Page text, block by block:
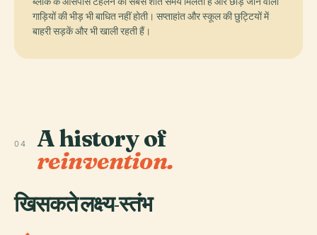
गाड़ियों की भीड़ भी बाधित नहीं होती। सप्ताहांत और स्कूल की छुट्टियों में
बाहरी सड़कें और भी खाली रहती हैं।
04 A history of
reinvention.
खिसकते लक्ष्य-स्तंभ